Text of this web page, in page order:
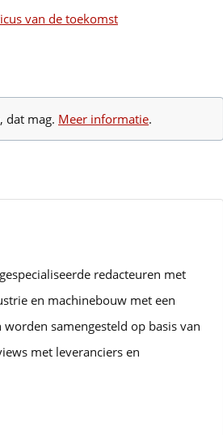
van de toekomst
dat mag. Meer informatie.
redacteuren met
en machinebouw met een
samengesteld op basis van
met leveranciers en